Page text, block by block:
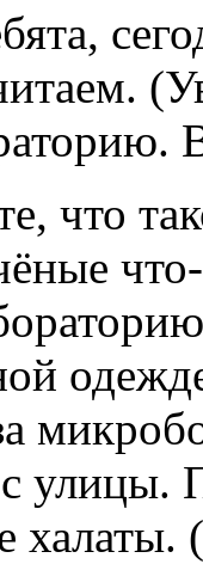
что
улицы.
халаты.